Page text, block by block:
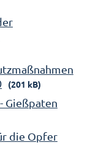
(201 kB)
Gießpaten
die Opfer